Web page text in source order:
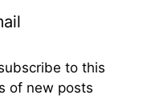
to this
of new posts